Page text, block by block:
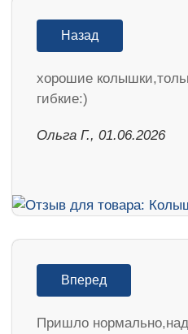
Назад
хорошие
гибкие:)
Ольга Г., 01.06.2026
Вперед
Пришло